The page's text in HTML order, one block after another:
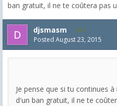
ban gratuit, il ne te coûtera pas
djsmasm 1
Posted August 23, 2015
Je pense que si tu continues
d'un ban gratuit, il ne te